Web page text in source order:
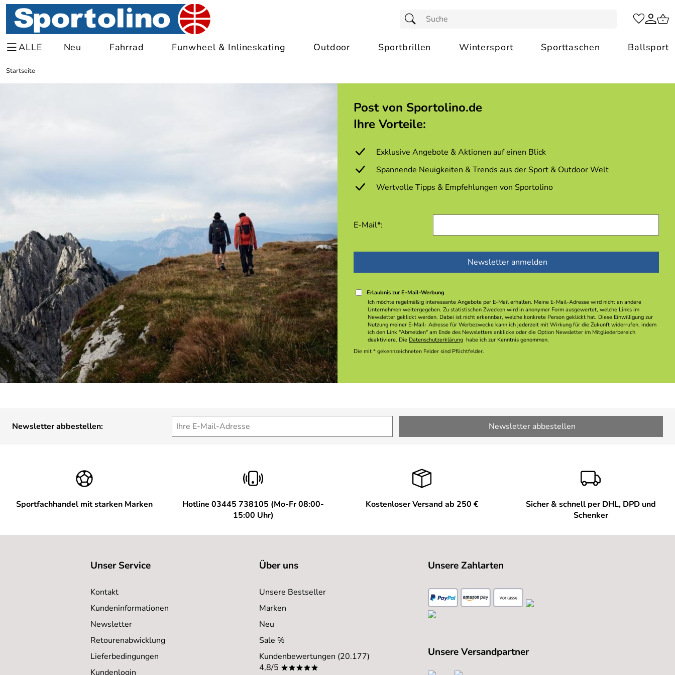
ALLE Neu Fahrrad Funwheel & Inlineskating Outdoor Sportbrillen Wintersport Sporttaschen Ballsport
Startseite
Post von Sportolino.de
Ihre Vorteile:
Exklusive Angebote & Aktionen auf einen Blick
Spannende Neuigkeiten & Trends aus der Sport & Outdoor Welt
Wertvolle Tipps & Empfehlungen von Sportolino
E-Mail*:
Erlaubnis zur E-Mail-Werbung
Ich möchte regelmäßig interessante Angebote per E-Mail erhalten. Meine E-Mail-Adresse wird nicht an andere
Unternehmen weitergegeben. Zu statistischen Zwecken wird in anonymer Form ausgewertet, welche Links im
Newsletter geklickt werden. Dabei ist nicht erkennbar, welche konkrete Person geklickt hat. Diese Einwilligung zur
Nutzung meiner E-Mail- Adresse für Werbezwecke kann ich jederzeit mit Wirkung für die Zukunft widerrufen, indem
ich den Link "Abmelden" am Ende des Newsletters anklicke oder die Option Newsletter im Mitgliederbereich
deaktiviere. Die Datenschutzerklärung habe ich zur Kenntnis genommen.
Die mit * gekennzeichneten Felder sind Pflichtfelder.
Newsletter abbestellen:
Sportfachhandel mit starken Marken
Hotline 03445 738105 (Mo-Fr 08:00-
15:00 Uhr)
Kostenloser Versand ab 250 €
Sicher & schnell per DHL, DPD und
Schenker
Unser Service
Kontakt
Kundeninformationen
Newsletter
Retourenabwicklung
Lieferbedingungen
Kundenlogin
Über uns
Unsere Bestseller
Marken
Neu
Sale %
Kundenbewertungen (20.177)
4,8/5 *****
Unsere Zahlarten
Unsere Versandpartner